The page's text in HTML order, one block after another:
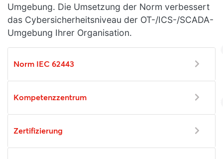
Umgebung. Die Umsetzung der Norm verbessert
das Cybersicherheitsniveau der OT-/ICS-/SCADA-
Umgebung Ihrer Organisation.
Norm IEC 62443
Kompetenzzentrum
Zertifizierung